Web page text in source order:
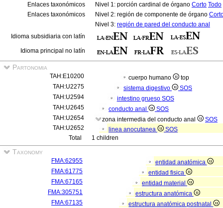
Enlaces taxonómicos
Nivel 1: porción cardinal de órgano Corto Todo
Enlaces taxonómicos
Nivel 2: región de componente de órgano
Nivel 3: región de pared del conducto anal
Idioma subsidiaria con latín
Idioma principal no latín
Partonomia
TAH:E10200 cuerpo humano
top
TAH:U2275
sistema digestivo
SOS
TAH:U2594
intestino grueso SOS
TAH:U2645
conducto anal
SOS
TAH:U2654
zona intermedia del conducto anal
SOS
TAH:U2652
linea anocutanea
SOS
Total
1 children
Taxonomy
FMA:62955
entidad anatómica
FMA:61775
entidad fisica
FMA:67165
entidad material
FMA:305751
estructura anatómica
FMA:67135
estructura anatómica postnatal